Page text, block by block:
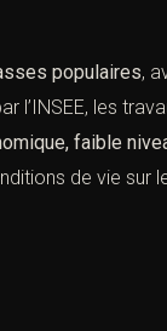
populaires,
l’INSEE, les
faible
de vie sur